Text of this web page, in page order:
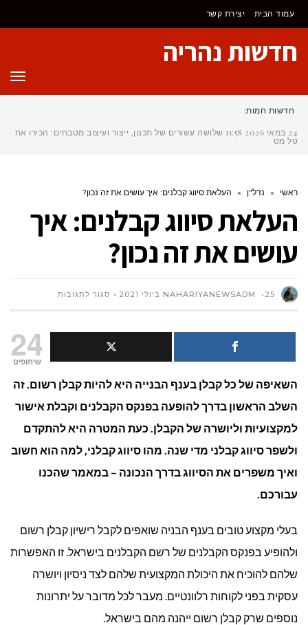
לתוכן
עמוד הבית יצירת קשר
חדשות נהריה
חדשות חמות:
24 במאי 2026
11:58 שלושה עשורים של תכנון, ייצור ועיצוב מטבחים: הכירו את
טל מטבחי
ראשי » נדל"ן » העלאת סיווג קבלנים: איך עושים את זה נכון?
העלאת סיווג קבלנים: איך
עושים את זה נכון?
NAHARIYANEWSADM 25 ביולי 2021 סגור לתגובותעל
קבלנים:
את
נכון?
24
שיתופים
השאיפה של כל קבלן בענף הבנייה היא להיות קבלן רשום. זה
השלב הראשון בדרך להופעה בפנקס הקבלנים וקבלת אישור
למקצועיות וליושרה של הקבלן. כעת המטרה היא להתקדם
ולשפר סיווג קבלני מדי שנה. מהו סיווג קבלני, למה הוא חשוב
ואיך משפרים את הסיווג בדרך הנכונה – במאמר שהכנו
עבורכם.
בעלי מקצוע טובים בענף הבניה שואפים לקבל רישיון קבלן רשום
ולהופיע בפנקס הקבלנים של רשם הקבלנים בישראל. זו האפשרות
שלהם להוכיח את היכולת המקצועית שלהם לצד ניסיון ויושרה
עסקית בפני לקוחות רלוונטיים. מעבר לכל מדובר על יתרונות
נוספים שרק קבלן רשום ייהנה מהם בישראל.